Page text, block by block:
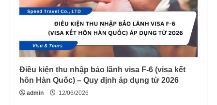
Điều kiện thu nhập bảo lãnh visa F-6 (visa kết
hôn Hàn Quốc) – Quy định áp dụng từ 2026
admin 12/06/2026